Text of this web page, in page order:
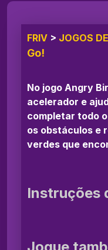
FRIV > JOGOS
Go!
No jogo Angry
acelerador e
completar todo
os obstáculos e
verdes que
Instruções